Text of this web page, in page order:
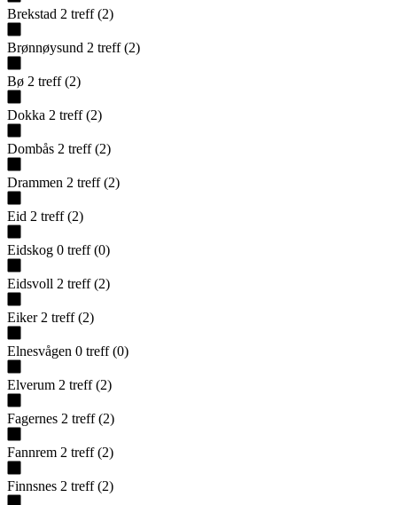
Brekstad 2 treff (2)
Brønnøysund 2 treff (2)
Bø 2 treff (2)
Dokka 2 treff (2)
Dombås 2 treff (2)
Drammen 2 treff (2)
Eid 2 treff (2)
Eidskog 0 treff (0)
Eidsvoll 2 treff (2)
Eiker 2 treff (2)
Elnesvågen 0 treff (0)
Elverum 2 treff (2)
Fagernes 2 treff (2)
Fannrem 2 treff (2)
Finnsnes 2 treff (2)